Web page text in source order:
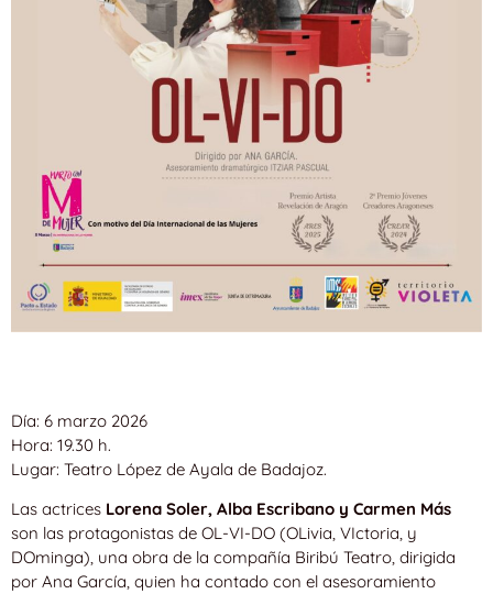
Día: 6 marzo 2026
Hora: 19.30 h.
Lugar: Teatro López de Ayala de Badajoz.
Las actrices Lorena Soler, Alba Escribano y Carmen Más
son las protagonistas de OL-VI-DO (OLivia, VIctoria, y
DOminga), una obra de la compañía Biribú Teatro, dirigida
por Ana García, quien ha contado con el asesoramiento